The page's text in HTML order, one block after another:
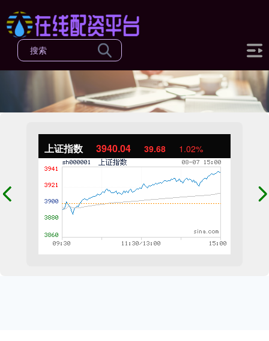
上证指数 3940.04 39.68 1.02%